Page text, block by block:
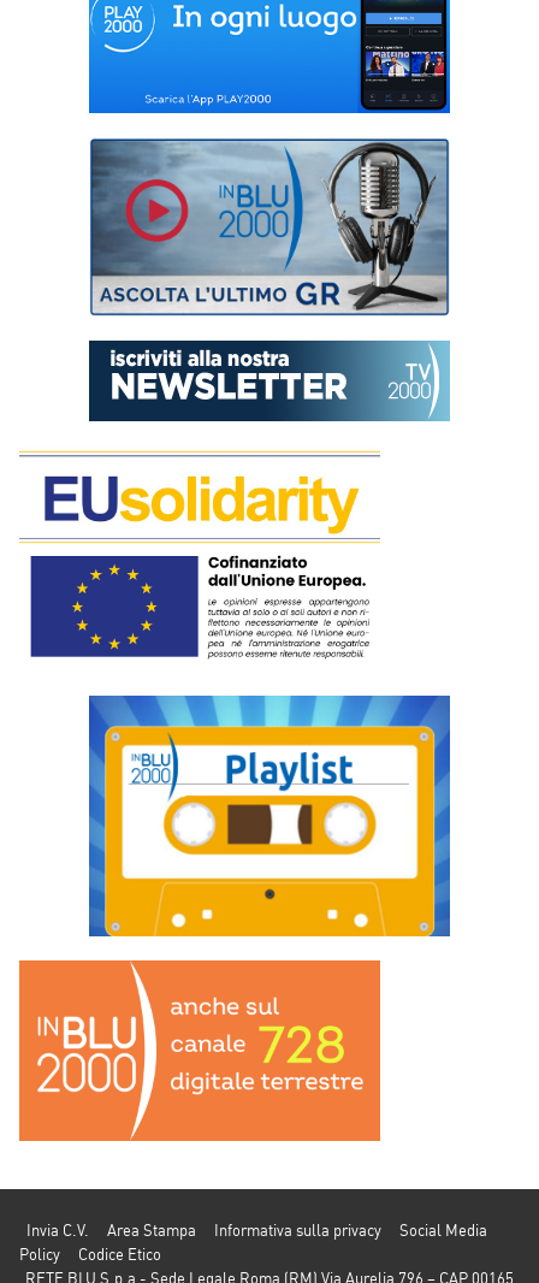
Invia C.V. Area Stampa Informativa sulla privacy
Social Media
Policy
Codice Etico
RETE BLU S.p.a - Sede Legale Roma (RM) Via Aurelia 796 – CAP 00165